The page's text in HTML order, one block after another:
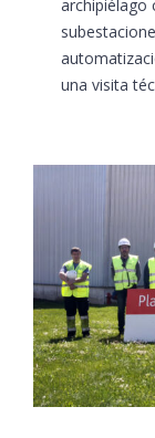
archipiélago
una visita